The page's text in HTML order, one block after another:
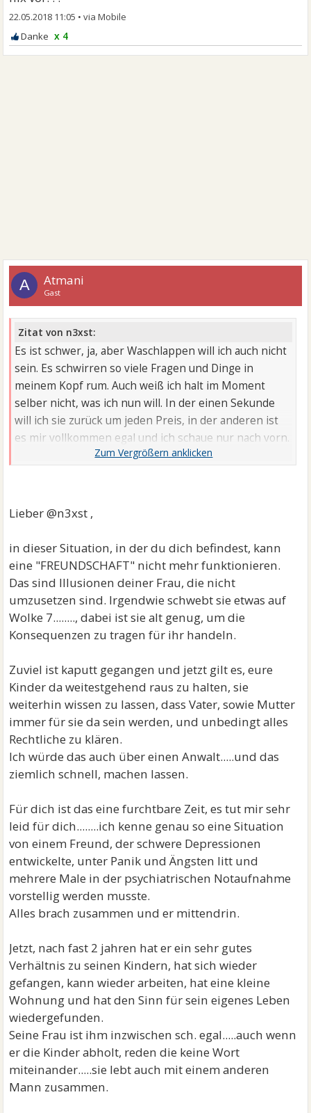
22.05.2018 11:05 •
x 4
A Atmani
Gast
Zitat von n3xst:
Es ist schwer, ja, aber Waschlappen will ich auch nicht
sein. Es schwirren so viele Fragen und Dinge in
meinem Kopf rum. Auch weiß ich halt im Moment
selber nicht, was ich nun will. In der einen Sekunde
will ich sie zurück um jeden Preis, in der anderen ist
es mir vollkommen egal und ich schaue nur nach vorn.
Aus den Augen aus dem Sinn geht halt aber nicht
Und dann klammert man sich an jeden Strohhalm.
Lieber @n3xst ,
in dieser Situation, in der du dich befindest, kann
eine "FREUNDSCHAFT" nicht mehr funktionieren.
Das sind Illusionen deiner Frau, die nicht
umzusetzen sind. Irgendwie schwebt sie etwas auf
Wolke 7........, dabei ist sie alt genug, um die
Konsequenzen zu tragen für ihr handeln.
Zuviel ist kaputt gegangen und jetzt gilt es, eure
Kinder da weitestgehend raus zu halten, sie
weiterhin wissen zu lassen, dass Vater, sowie Mutter
immer für sie da sein werden, und unbedingt alles
Rechtliche zu klären.
Ich würde das auch über einen Anwalt.....und das
ziemlich schnell, machen lassen.
Für dich ist das eine furchtbare Zeit, es tut mir sehr
leid für dich........ich kenne genau so eine Situation
von einem Freund, der schwere Depressionen
entwickelte, unter Panik und Ängsten litt und
mehrere Male in der psychiatrischen Notaufnahme
vorstellig werden musste.
Alles brach zusammen und er mittendrin.
Jetzt, nach fast 2 jahren hat er ein sehr gutes
Verhältnis zu seinen Kindern, hat sich wieder
gefangen, kann wieder arbeiten, hat eine kleine
Wohnung und hat den Sinn für sein eigenes Leben
wiedergefunden.
Seine Frau ist ihm inzwischen sch. egal.....auch wenn
er die Kinder abholt, reden die keine Wort
miteinander.....sie lebt auch mit einem anderen
Mann zusammen.